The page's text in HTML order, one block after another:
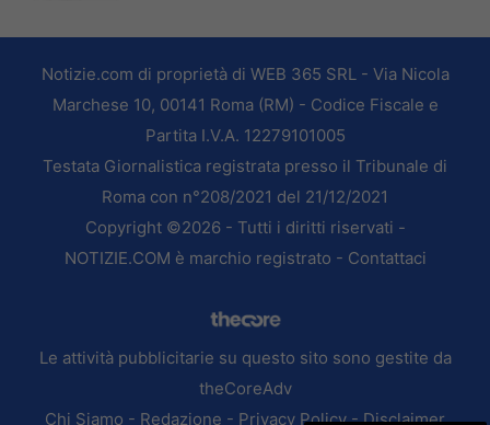
Notizie.com di proprietà di WEB 365 SRL - Via Nicola
Marchese 10, 00141 Roma (RM) - Codice Fiscale e
Partita I.V.A. 12279101005
Testata Giornalistica registrata presso il Tribunale di
Roma con n°208/2021 del 21/12/2021
Copyright ©2026 - Tutti i diritti riservati -
NOTIZIE.COM è marchio registrato - Contattaci
Le attività pubblicitarie su questo sito sono gestite da
theCoreAdv
Chi Siamo - Redazione - Privacy Policy-Disclaimer